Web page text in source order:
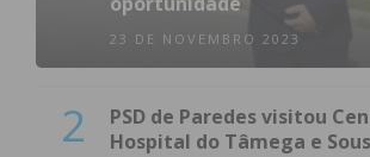
23 DE NOVEMBRO 2023
2
PSD de Paredes visitou
Hospital do Tâmega e